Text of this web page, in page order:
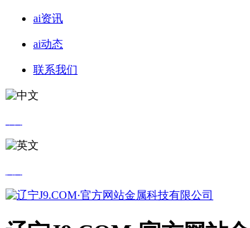
ai资讯
ai动态
联系我们